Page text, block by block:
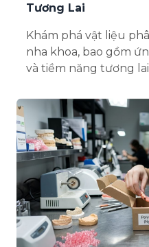
Tương Lai
Khám phá vật liệu
nha khoa, bao gồm
và tiềm năng tương